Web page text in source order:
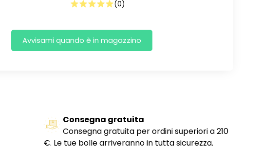
(0)
Consegna gratuita
Consegna gratuita per ordini superiori a 210
€. Le tue bolle arriveranno in tutta sicurezza.